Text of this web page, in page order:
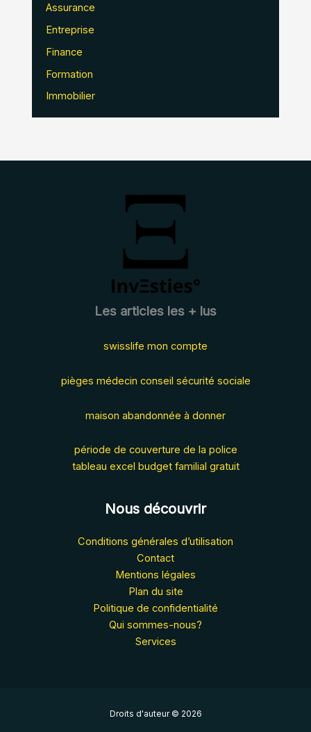
Assurance
Entreprise
Finance
Formation
Immobilier
Les articles les + lus
swisslife mon compte
pièges médecin conseil sécurité sociale
maison abandonnée à donner
période de couverture de la police
tableau excel budget familial gratuit
Nous découvrir
Conditions générales d’utilisation
Contact
Mentions légales
Plan du site
Politique de confidentialité
Qui sommes-nous?
Services
Droits d'auteur © 2026